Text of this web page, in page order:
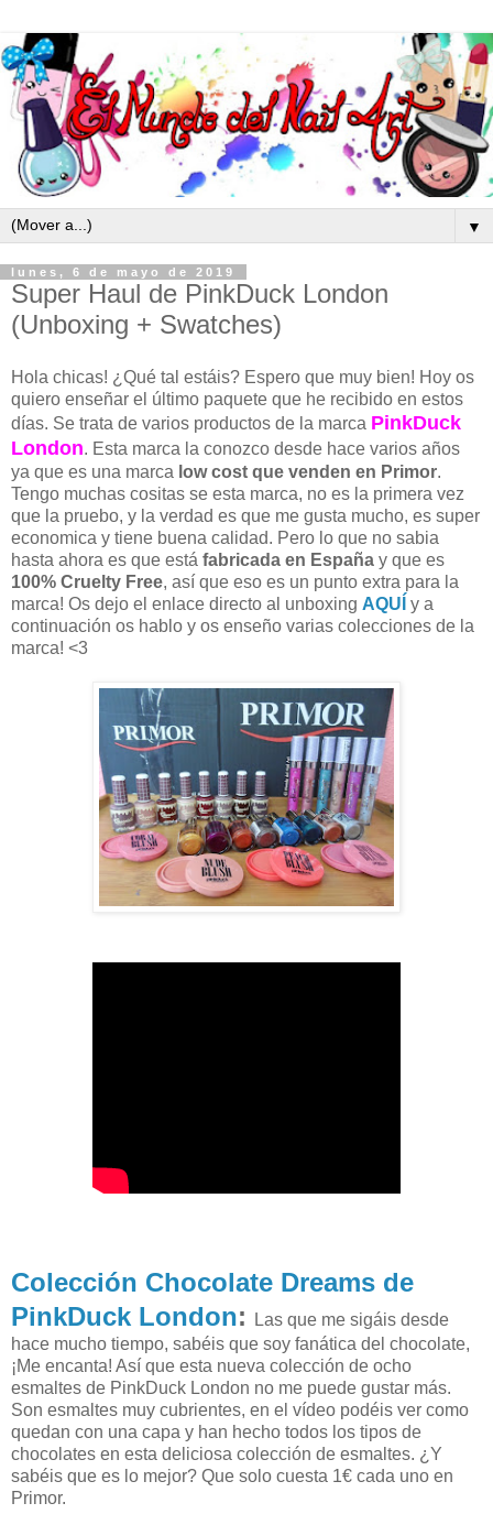
▼
lunes, 6 de mayo de 2019
Super Haul de PinkDuck London
(Unboxing + Swatches)
Hola chicas! ¿Qué tal estáis? Espero que muy bien! Hoy os
quiero enseñar el último paquete que he recibido en estos
días. Se trata de varios productos de la marca PinkDuck
London. Esta marca la conozco desde hace varios años
ya que es una marca low cost que venden en Primor.
Tengo muchas cositas se esta marca, no es la primera vez
que la pruebo, y la verdad es que me gusta mucho, es super
economica y tiene buena calidad. Pero lo que no sabia
hasta ahora es que está fabricada en España y que es
100% Cruelty Free, así que eso es un punto extra para la
marca! Os dejo el enlace directo al unboxing AQUÍ y a
continuación os hablo y os enseño varias colecciones de la
marca! <3
Colección Chocolate Dreams de
PinkDuck London:
Las que me sigáis desde
hace mucho tiempo, sabéis que soy fanática del chocolate,
¡Me encanta! Así que esta nueva colección de ocho
esmaltes de PinkDuck London no me puede gustar más.
Son esmaltes muy cubrientes, en el vídeo podéis ver como
quedan con una capa y han hecho todos los tipos de
chocolates en esta deliciosa colección de esmaltes. ¿Y
sabéis que es lo mejor? Que solo cuesta 1€ cada uno en
Primor.